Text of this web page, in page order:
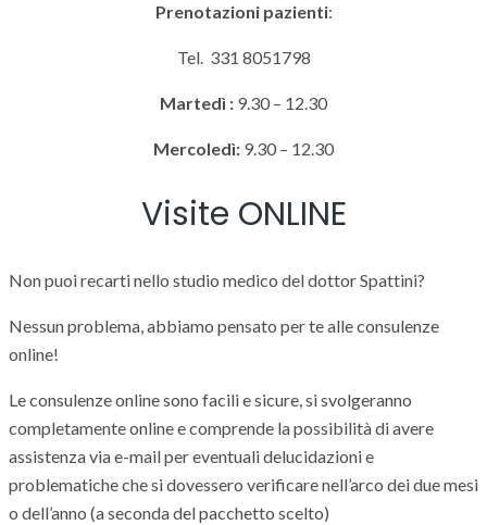
Prenotazioni pazienti:
Tel. 331 8051798
Martedì : 9.30 – 12.30
Mercoledì: 9.30 – 12.30
Visite ONLINE
Non puoi recarti nello studio medico del dottor Spattini?
Nessun problema, abbiamo pensato per te alle consulenze
online!
Le consulenze online sono facili e sicure, si svolgeranno
completamente online e comprende la possibilità di avere
assistenza via e-mail per eventuali delucidazioni e
problematiche che si dovessero verificare nell’arco dei due mesi
o dell’anno (a seconda del pacchetto scelto)